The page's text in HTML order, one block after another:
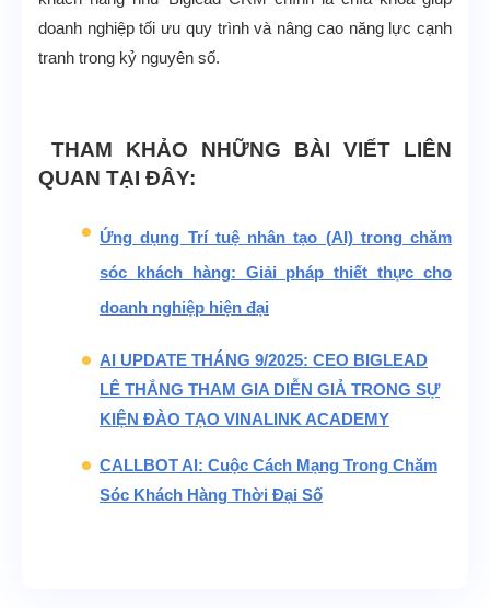
doanh nghiệp tối ưu quy trình và nâng cao năng lực cạnh
tranh trong kỷ nguyên số.
THAM KHẢO NHỮNG BÀI VIẾT LIÊN
QUAN TẠI ĐÂY:
Ứng dụng Trí tuệ nhân tạo (AI) trong chăm
sóc khách hàng: Giải pháp thiết thực cho
doanh nghiệp hiện đại
AI UPDATE THÁNG 9/2025: CEO BIGLEAD
LÊ THẮNG THAM GIA DIỄN GIẢ TRONG SỰ
KIỆN ĐÀO TẠO VINALINK ACADEMY
CALLBOT AI: Cuộc Cách Mạng Trong Chăm
Sóc Khách Hàng Thời Đại Số